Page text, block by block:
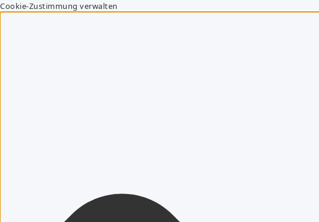
Cookie-Zustimmung verwalten